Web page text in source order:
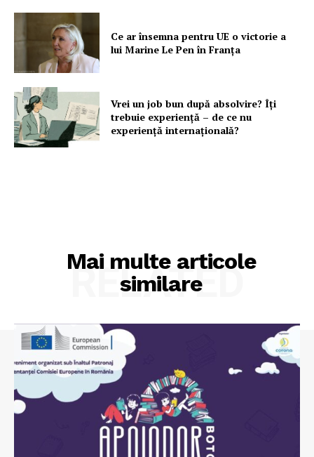
Ce ar însemna pentru UE o victorie a
lui Marine Le Pen în Franța
Vrei un job bun după absolvire? Îți
trebuie experiență – de ce nu
experiență internațională?
Mai multe articole
similare
RELATED